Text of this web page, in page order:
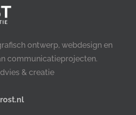
ontwerp, webdesign en
communicatieprojecten.
& creatie